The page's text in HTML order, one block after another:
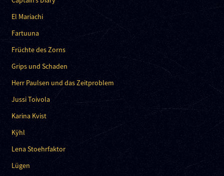
El Mariachi
Fartuuna
Früchte des Zorns
Grips und Schaden
Herr Paulsen und das Zeitproblem
Jussi Toivola
Karina Kvist
Kÿhl
Lena Stoehrfaktor
Lügen